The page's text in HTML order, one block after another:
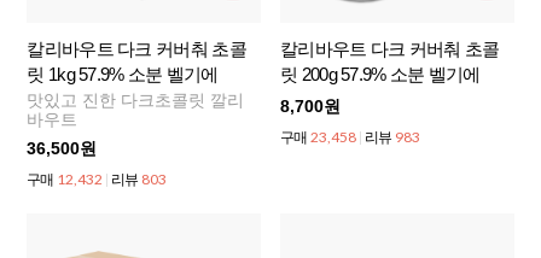
칼리바우트 다크 커버춰 초콜
릿 1kg 57.9% 소분 벨기에
맛있고 진한 다크초콜릿 깔리
바우트
36,500원
구매 12,432 리뷰 803
칼리바우트 다크 커버춰 초콜
릿 200g 57.9% 소분 벨기에
8,700원
구매 23,458 리뷰 983